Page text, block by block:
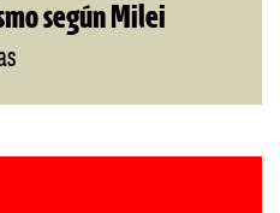
según Milei